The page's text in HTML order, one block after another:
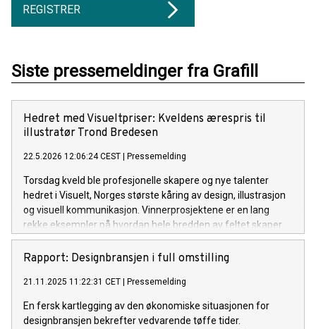
REGISTRER
Siste pressemeldinger fra Grafill
Hedret med Visueltpriser: Kveldens ærespris til
illustratør Trond Bredesen
22.5.2026 12:06:24 CEST Pressemelding
Torsdag kveld ble profesjonelle skapere og nye talenter
hedret i Visuelt, Norges største kåring av design, illustrasjon
og visuell kommunikasjon. Vinnerprosjektene er en lang
rekke eksempler på hvordan hele bredden av feltet skaper
merverdi for merkevarer og virksomheter med sine
tjenester og løsninger. Kveldens ærespris gikk til illustratør
Rapport: Designbransjen i full omstilling
21.11.2025 11:22:31 CET Pressemelding
En fersk kartlegging av den økonomiske situasjonen for
designbransjen bekrefter vedvarende tøffe tider.